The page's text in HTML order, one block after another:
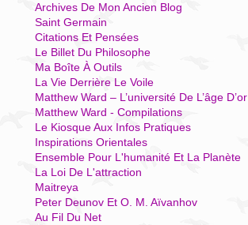
Archives De Mon Ancien Blog
Saint Germain
Citations Et Pensées
Le Billet Du Philosophe
Ma Boîte À Outils
La Vie Derrière Le Voile
Matthew Ward – L’université De L’âge D’or
Matthew Ward - Compilations
Le Kiosque Aux Infos Pratiques
Inspirations Orientales
Ensemble Pour L'humanité Et La Planète
La Loi De L'attraction
Maitreya
Peter Deunov Et O. M. Aïvanhov
Au Fil Du Net